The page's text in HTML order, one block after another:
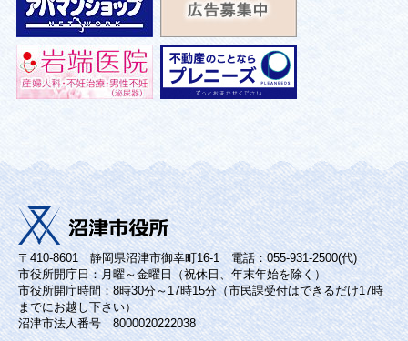
〒410-8601 静岡県沼津市御幸町16-1 電話：055-931-2500(代)
市役所開庁日：月曜～金曜日（祝休日、年末年始を除く）
市役所開庁時間：8時30分～17時15分（市民課受付はできるだけ17時
までにお越し下さい）
沼津市法人番号 8000020222038